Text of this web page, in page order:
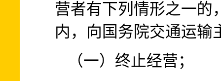
营者有下列情形之一的
内，向国务院交通运输
（一）终止经营；